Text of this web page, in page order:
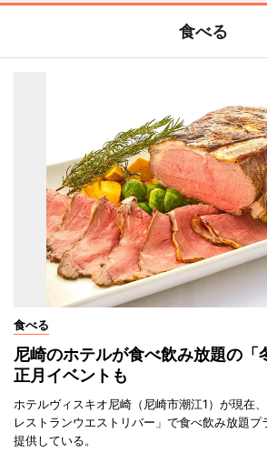
食べる
食べる
尼崎のホテルが食べ飲み放題の
正月イベントも
ホテルヴィスキオ尼崎（尼崎市潮江1）が現在
レストランウエストリバー」で食べ飲み放題プ
提供している。